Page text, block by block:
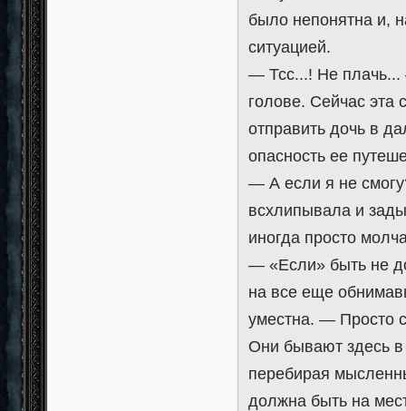
было непонятна и,
ситуацией.
— Тсс...! Не плачь...
голове. Сейчас
отправить дочь в
опасность ее
— А если я не
всхлипывала и
иногда просто
— «Если» быть не
на все еще
уместна. — Просто
Они бывают здесь
перебирая
должна быть на